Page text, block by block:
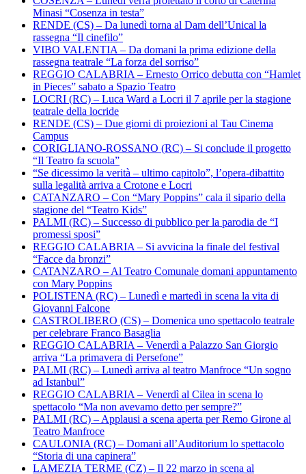
Minasi “Cosenza in testa”
RENDE (CS) – Da lunedì torna al Dam dell’Unical la
rassegna “Il cinefilo”
VIBO VALENTIA – Da domani la prima edizione della
rassegna teatrale “La forza del sorriso”
REGGIO CALABRIA – Ernesto Orrico debutta con “Hamlet
in Pieces” sabato a Spazio Teatro
LOCRI (RC) – Luca Ward a Locri il 7 aprile per la stagione
teatrale della locride
RENDE (CS) – Due giorni di proiezioni al Tau Cinema
Campus
CORIGLIANO-ROSSANO (RC) – Si conclude il progetto
“Il Teatro fa scuola”
“Se dicessimo la verità – ultimo capitolo”, l’opera-dibattito
sulla legalità arriva a Crotone e Locri
CATANZARO – Con “Mary Poppins” cala il sipario della
stagione del “Teatro Kids”
PALMI (RC) – Successo di pubblico per la parodia de “I
promessi sposi”
REGGIO CALABRIA – Si avvicina la finale del festival
“Facce da bronzi”
CATANZARO – Al Teatro Comunale domani appuntamento
con Mary Poppins
POLISTENA (RC) – Lunedì e martedì in scena la vita di
Giovanni Falcone
CASTROLIBERO (CS) – Domenica uno spettacolo teatrale
per celebrare Franco Basaglia
REGGIO CALABRIA – Venerdì a Palazzo San Giorgio
arriva “La primavera di Persefone”
PALMI (RC) – Lunedì arriva al teatro Manfroce “Un sogno
ad Istanbul”
REGGIO CALABRIA – Venerdì al Cilea in scena lo
spettacolo “Ma non avevamo detto per sempre?”
PALMI (RC) – Applausi a scena aperta per Remo Girone al
Teatro Manfroce
CAULONIA (RC) – Domani all’Auditorium lo spettacolo
“Storia di una capinera”
LAMEZIA TERME (CZ) – Il 22 marzo in scena al